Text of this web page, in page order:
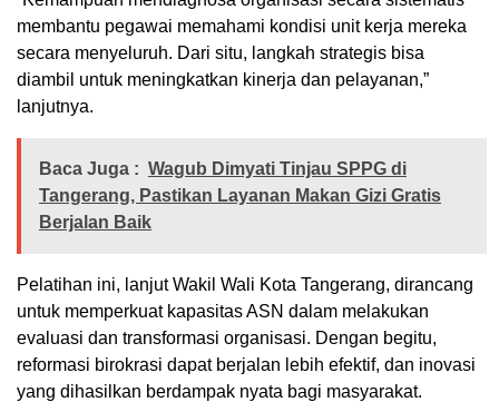
membantu pegawai memahami kondisi unit kerja mereka
secara menyeluruh. Dari situ, langkah strategis bisa
diambil untuk meningkatkan kinerja dan pelayanan,”
lanjutnya.
Baca Juga : Wagub Dimyati Tinjau SPPG di
Tangerang, Pastikan Layanan Makan Gizi Gratis
Berjalan Baik
Pelatihan ini, lanjut Wakil Wali Kota Tangerang, dirancang
untuk memperkuat kapasitas ASN dalam melakukan
evaluasi dan transformasi organisasi. Dengan begitu,
reformasi birokrasi dapat berjalan lebih efektif, dan inovasi
yang dihasilkan berdampak nyata bagi masyarakat.